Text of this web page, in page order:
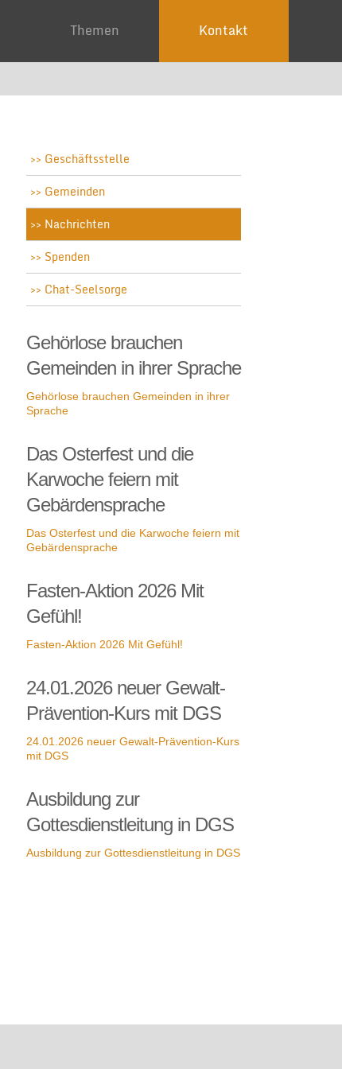
Themen Kontakt
Geschäftsstelle
Gemeinden
Nachrichten
Spenden
Chat-Seelsorge
Gehörlose brauchen
Gemeinden in ihrer Sprache
Gehörlose brauchen Gemeinden in ihrer
Sprache
Das Osterfest und die
Karwoche feiern mit
Gebärdensprache
Das Osterfest und die Karwoche feiern mit
Gebärdensprache
Fasten-Aktion 2026 Mit
Gefühl!
Fasten-Aktion 2026 Mit Gefühl!
24.01.2026 neuer Gewalt-
Prävention-Kurs mit DGS
24.01.2026 neuer Gewalt-Prävention-Kurs
mit DGS
Ausbildung zur
Gottesdienstleitung in DGS
Ausbildung zur Gottesdienstleitung in DGS